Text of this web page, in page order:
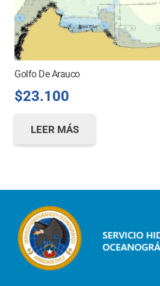
Golfo De Arauco
$23.100
LEER MÁS